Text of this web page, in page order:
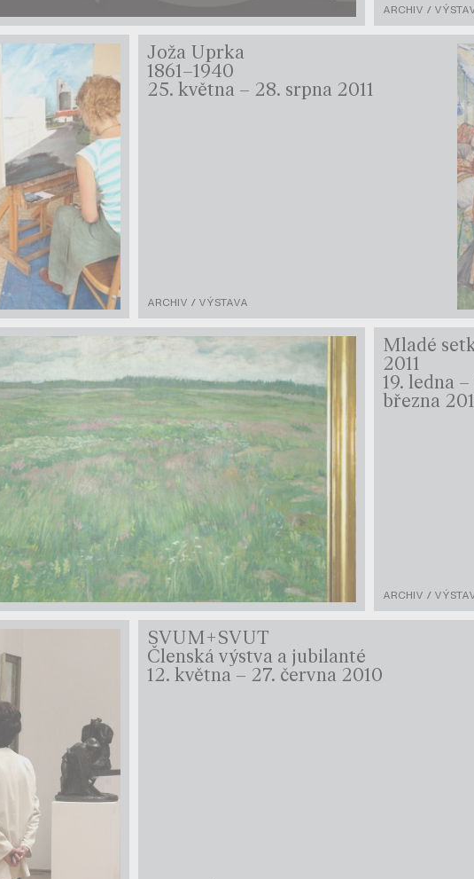
ARCHIV /
Joža Uprka
1861–1940
25. května – 28. srpna 2011
ARCHIV / VÝSTAVA
Mladé
2011
19. ledna –
března
ARCHIV /
SVUM+SVUT
Členská výstva a jubilanté
12. května – 27. června 2010